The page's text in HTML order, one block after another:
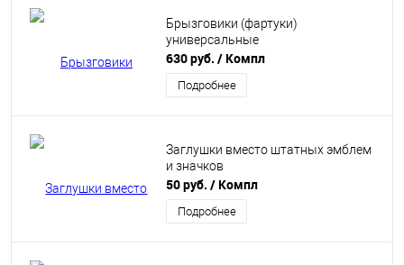
Брызговики (фартуки)
универсальные
630 руб. / Компл
Подробнее
Заглушки вместо штатных эмблем
и значков
50 руб. / Компл
Подробнее